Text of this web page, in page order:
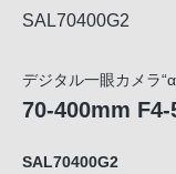
SAL70400G2
デジタル一眼カメラ
70-400mm
SAL70400G2